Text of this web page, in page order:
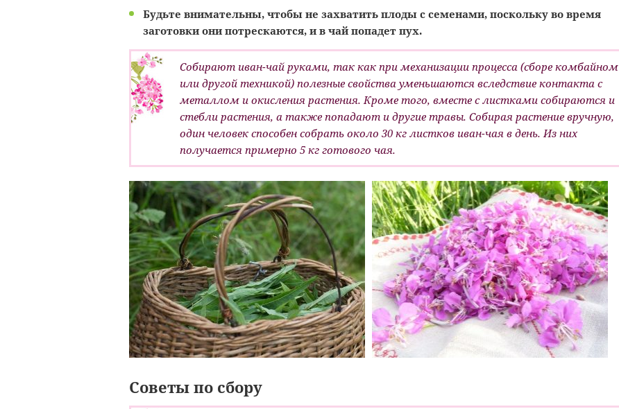
Будьте внимательны, чтобы не захватить плоды с семенами, поскольку во время
заготовки они потрескаются, и в чай попадет пух.
Собирают иван-чай руками, так как при механизации процесса (сборе комбайном
или другой техникой) полезные свойства уменьшаются вследствие контакта с
металлом и окисления растения. Кроме того, вместе с листками собираются и
стебли растения, а также попадают и другие травы. Собирая растение вручную,
один человек способен собрать около 30 кг листков иван-чая в день. Из них
получается примерно 5 кг готового чая.
Советы по сбору